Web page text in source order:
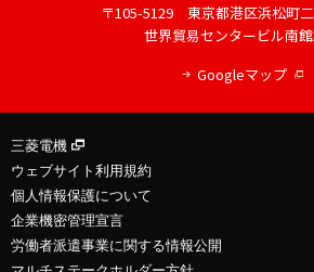
〒105-5129 東京都港区浜松町
世界貿易センタービル南
Googleマップ
三菱電機
ウェブサイト利用規約
個人情報保護について
企業機密管理宣言
労働者派遣事業に関する情報公開